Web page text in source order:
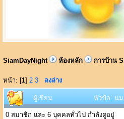
SiamDayNight ห้องหลัก การบ้าน
หน้า: [1] 2 3 ลงล่าง
ผู้เขียน หัวข้อ: นม
0 สมาชิก และ 6 บุคคลทั่วไป กำลังดูอยู่